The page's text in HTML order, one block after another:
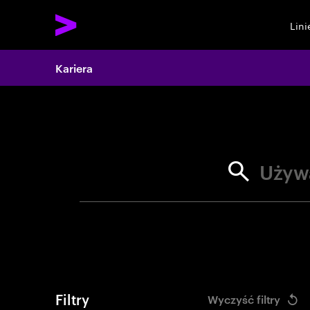
Search
Kariera
Filtry Wyczyść filtry